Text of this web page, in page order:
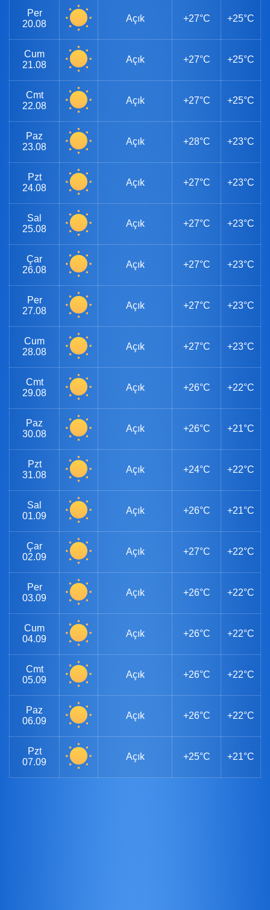
Per
20.08
Açık +27°C +25°C
Cum
21.08
Açık +27°C +25°C
Cmt
22.08
Açık +27°C +25°C
Paz
23.08
Açık +28°C +23°C
Pzt
24.08
Açık +27°C +23°C
Sal
25.08
Açık +27°C +23°C
Çar
26.08
Açık +27°C +23°C
Per
27.08
Açık +27°C +23°C
Cum
28.08
Açık +27°C +23°C
Cmt
29.08
Açık +26°C +22°C
Paz
30.08
Açık +26°C +21°C
Pzt
31.08
Açık +24°C +22°C
Sal
01.09
Açık +26°C +21°C
Çar
02.09
Açık +27°C +22°C
Per
03.09
Açık +26°C +22°C
Cum
04.09
Açık +26°C +22°C
Cmt
05.09
Açık +26°C +22°C
Paz
06.09
Açık +26°C +22°C
Pzt
07.09
Açık +25°C +21°C